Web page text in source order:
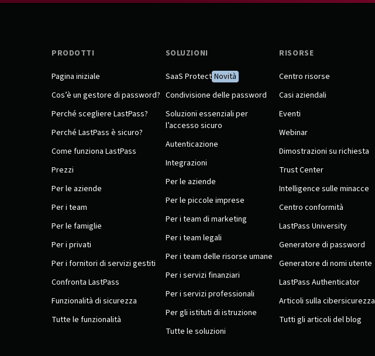
PRODOTTI
Pagina iniziale
Cos’è un gestore di password?
Perché scegliere LastPass?
Perché LastPass è sicuro?
Come funziona LastPass
Prezzi
Per le aziende
Per i team
Per le famiglie
Per i privati
Per i fornitori di servizi gestiti
Confronta LastPass
Funzionalità di sicurezza
Tutte le funzionalità
SOLUZIONI
SaaS Protect Novità
Condivisione delle password
Soluzioni essenziali per
l’accesso sicuro
Autenticazione
Integrazioni
Per le aziende
Per le piccole imprese
Per i team di marketing
Per i team legali
Per i team delle risorse umane
Per i servizi finanziari
Per i servizi professionali
Per gli istituti di istruzione
Tutte le soluzioni
RISORSE
Centro risorse
Casi aziendali
Eventi
Webinar
Dimostrazioni su richiesta
Trust Center
Intelligence sulle minacce
Centro conformità
LastPass University
Generatore di password
Generatore di nomi utente
LastPass Authenticator
Articoli sulla cibersicurezza
Tutti gli articoli del blog